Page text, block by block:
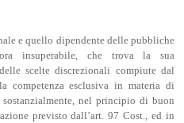
e quello dipendente delle pubbliche
insuperabile, che trova la sua
scelte discrezionali compiute dal
competenza esclusiva in materia di
nel principio di buon
previsto dall’art. 97 Cost., ed in